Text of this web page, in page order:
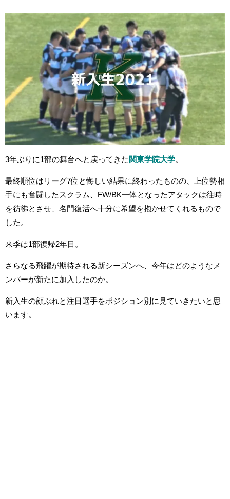
3年ぶりに1部の舞台へと戻ってきた 関東学院大学
最終順位はリーグ7位と悔しい結果に終わったものの、上位勢相
手にも奮闘したスクラム、FW/BK一体となったアタックは往時
を彷彿とさせ、名門復活へ十分に希望を抱かせてくれるもので
した。
来季は1部復帰2年目。
さらなる飛躍が期待される新シーズンへ、今年はどのようなメ
ンバーが新たに加入したのか。
新入生の顔ぶれと注目選手をポジション別に見ていきたいと思
います。